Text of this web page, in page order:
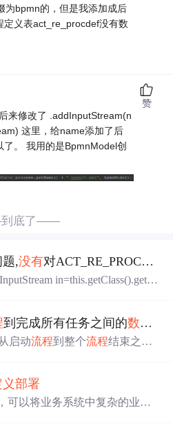
为bpmn的，但是我添加成后
定义表act_re_procdef没有数
来修改了 .addInputStream(n
这里，给name添加了后
。 我用的是BpmnModel创
赞
底了——
题,没有对ACT_RE_PROCDEF表进行
到完成所有任务之间的数据
启动流程到整个流程结束之间
deployment=builder.a
义部署
可以将业务系统中复杂的业务